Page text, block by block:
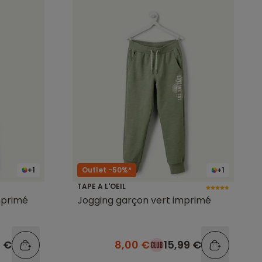
+1
€
+1
Outlet -50%*
TAPE A L'OEIL
Jogging garçon vert imprimé
8,00 € 15,99 €